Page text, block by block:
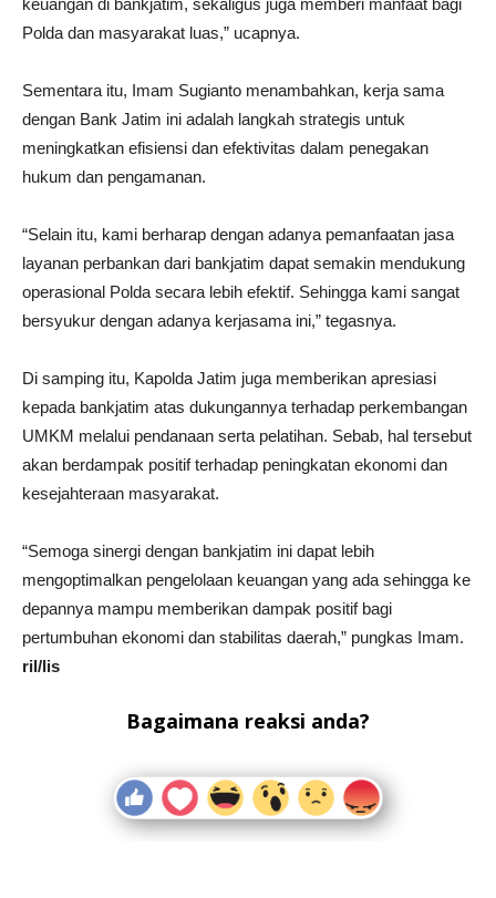
keuangan di bankjatim, sekaligus juga memberi manfaat bagi
Polda dan masyarakat luas,” ucapnya.
Sementara itu, Imam Sugianto menambahkan, kerja sama
dengan Bank Jatim ini adalah langkah strategis untuk
meningkatkan efisiensi dan efektivitas dalam penegakan
hukum dan pengamanan.
“Selain itu, kami berharap dengan adanya pemanfaatan jasa
layanan perbankan dari bankjatim dapat semakin mendukung
operasional Polda secara lebih efektif. Sehingga kami sangat
bersyukur dengan adanya kerjasama ini,” tegasnya.
Di samping itu, Kapolda Jatim juga memberikan apresiasi
kepada bankjatim atas dukungannya terhadap perkembangan
UMKM melalui pendanaan serta pelatihan. Sebab, hal tersebut
akan berdampak positif terhadap peningkatan ekonomi dan
kesejahteraan masyarakat.
“Semoga sinergi dengan bankjatim ini dapat lebih
mengoptimalkan pengelolaan keuangan yang ada sehingga ke
depannya mampu memberikan dampak positif bagi
pertumbuhan ekonomi dan stabilitas daerah,” pungkas Imam.
ril/lis
Bagaimana reaksi anda?